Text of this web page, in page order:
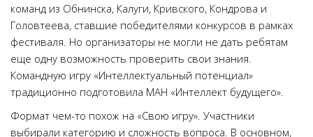
команд из Обнинска, Калуги, Кривского, Кондрова и
Головтеева, ставшие победителями конкурсов в рамках
фестиваля. Но организаторы не могли не дать ребятам
еще одну возможность проверить свои знания.
Командную игру «Интеллектуальный потенциал»
традиционно подготовила МАН «Интеллект будущего».
Формат чем-то похож на «Свою игру». Участники
выбирали категорию и сложность вопроса. В основном,